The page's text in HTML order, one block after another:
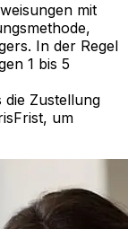
mit
In der Regel
1 bis 5
Zustellung
um